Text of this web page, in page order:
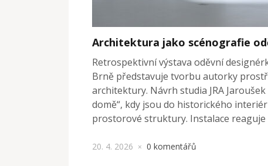
Architektura jako scénografie
Retrospektivní výstava oděvní
Brně představuje tvorbu autorky
architektury. Návrh studia JRA
domě“, kdy jsou do historického
prostorové struktury. Instalace
20. 4. 2026 × 0 komentářů